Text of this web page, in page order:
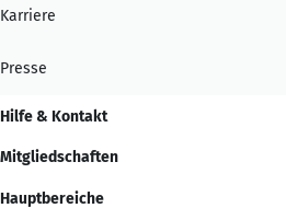
Karriere
Presse
Hilfe & Kontakt
Mitgliedschaften
Hauptbereiche